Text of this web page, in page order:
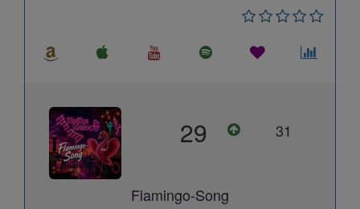
29 31
Flamingo-Song